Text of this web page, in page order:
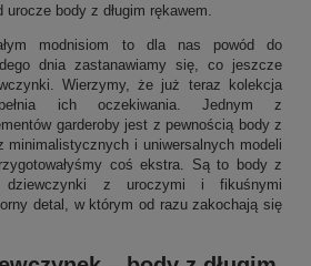
body z długim rękawem.
modnisiom to dla nas powód do
dnia zastanawiamy się, co jeszcze
Wierzymy, że już teraz kolekcja
ich oczekiwania. Jednym z
garderoby jest z pewnością bodyz
minimalistycznych i uniwersalnych modeli
coś ekstra. Są to body z
dziewczynki z uroczymi i fikuśnymi
detal, w którym od razu zakochają się